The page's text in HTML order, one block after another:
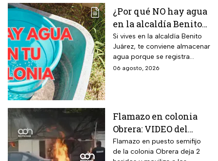
¿Por qué NO hay agua
en la alcaldía Benito
Juárez? Lista de
colonias afectadas
hasta el viernes
Si vives en la alcaldía Benito
Juárez, te conviene almacenar
agua porque se registra
suspensión del suministro por
06 agosto, 2026
Flamazo en colonia
Obrera: VIDEO del
siniestro en puesto
semifijo que dejó
Flamazo en puesto semifijo
de la colonia Obrera deja 2